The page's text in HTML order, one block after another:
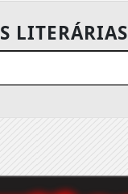
LITERÁRIAS